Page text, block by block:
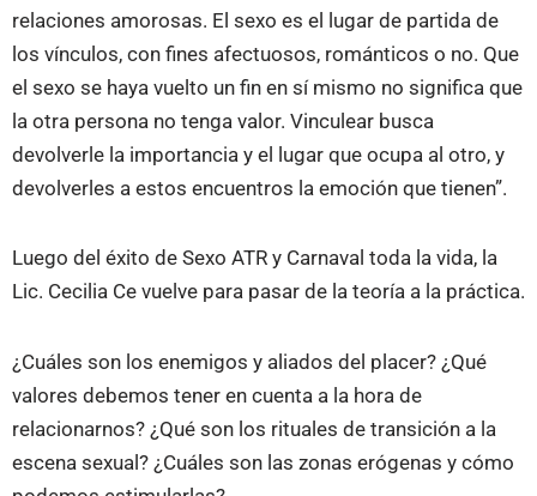
relaciones amorosas. El sexo es el lugar de partida de
los vínculos, con fines afectuosos, románticos o no. Que
el sexo se haya vuelto un fin en sí mismo no significa que
la otra persona no tenga valor. Vinculear busca
devolverle la importancia y el lugar que ocupa al otro, y
devolverles a estos encuentros la emoción que tienen”.
Luego del éxito de Sexo ATR y Carnaval toda la vida, la
Lic. Cecilia Ce vuelve para pasar de la teoría a la práctica.
¿Cuáles son los enemigos y aliados del placer? ¿Qué
valores debemos tener en cuenta a la hora de
relacionarnos? ¿Qué son los rituales de transición a la
escena sexual? ¿Cuáles son las zonas erógenas y cómo